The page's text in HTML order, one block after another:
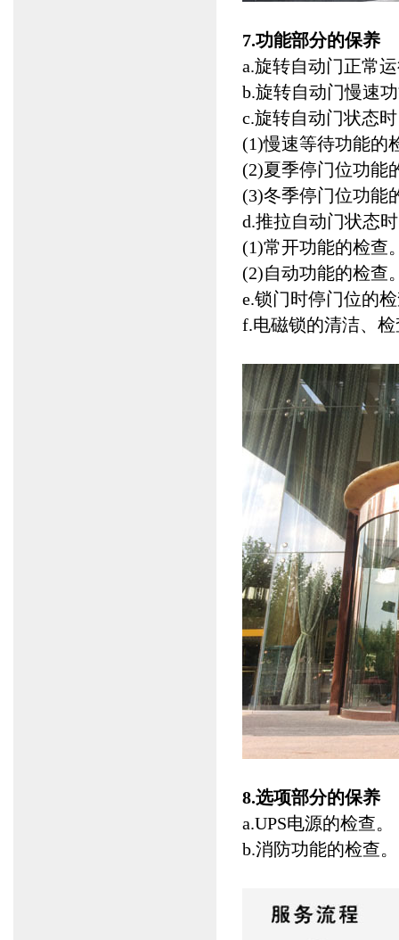
7.功能部分的保养
a.旋转自动门正常
b.旋转自动门慢速
c.旋转自动门状态
(1)慢速等待功能的
(2)夏季停门位功能
(3)冬季停门位功能
d.推拉自动门状态
(1)常开功能的检查
(2)自动功能的检查
e.锁门时停门位的
f.电磁锁的清洁、
8.选项部分的保养
a.UPS电源的检查。
b.消防功能的检查。